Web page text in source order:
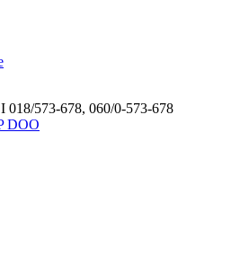
018/573-678, 060/0-573-678
DOO